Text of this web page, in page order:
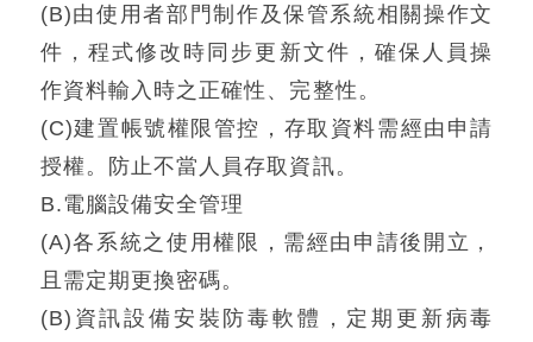
(B)由使用者部門制作及保管系統相關操作文
件，程式修改時同步更新文件，確保人員操
作資料輸入時之正確性、完整性。
(C)建置帳號權限管控，存取資料需經由申請
授權。防止不當人員存取資訊。
B.電腦設備安全管理
(A)各系統之使用權限，需經由申請後開立，
且需定期更換密碼。
(B)資訊設備安裝防毒軟體，定期更新病毒